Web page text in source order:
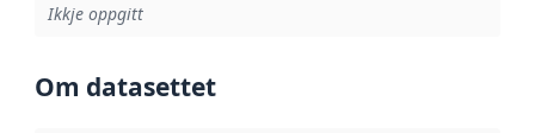
Ikkje oppgitt
Om datasettet